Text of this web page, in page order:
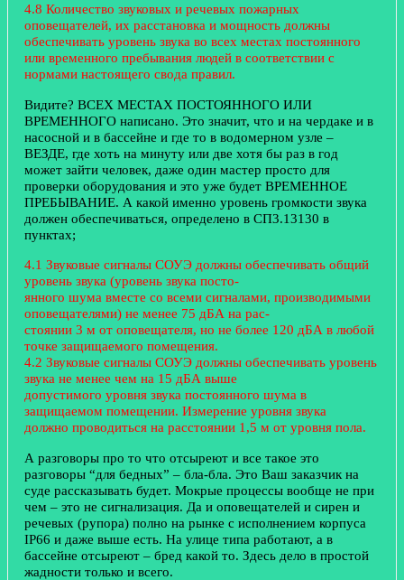
4.8 Количество звуковых и речевых пожарных
оповещателей, их расстановка и мощность должны
обеспечивать уровень звука во всех местах постоянного
или временного пребывания людей в соответствии с
нормами настоящего свода правил.
Видите? ВСЕХ МЕСТАХ ПОСТОЯННОГО ИЛИ
ВРЕМЕННОГО написано. Это значит, что и на чердаке и в
насосной и в бассейне и где то в водомерном узле –
ВЕЗДЕ, где хоть на минуту или две хотя бы раз в год
может зайти человек, даже один мастер просто для
проверки оборудования и это уже будет ВРЕМЕННОЕ
ПРЕБЫВАНИЕ. А какой именно уровень громкости звука
должен обеспечиваться, определено в СП3.13130 в
пунктах;
4.1 Звуковые сигналы СОУЭ должны обеспечивать общий
уровень звука (уровень звука посто-
янного шума вместе со всеми сигналами, производимыми
оповещателями) не менее 75 дБА на рас-
стоянии 3 м от оповещателя, но не более 120 дБА в любой
точке защищаемого помещения.
4.2 Звуковые сигналы СОУЭ должны обеспечивать уровень
звука не менее чем на 15 дБА выше
допустимого уровня звука постоянного шума в
защищаемом помещении. Измерение уровня звука
должно проводиться на расстоянии 1,5 м от уровня пола.
А разговоры про то что отсыреют и все такое это
разговоры “для бедных” – бла-бла. Это Ваш заказчик на
суде рассказывать будет. Мокрые процессы вообще не при
чем – это не сигнализация. Да и оповещателей и сирен и
речевых (рупора) полно на рынке с исполнением корпуса
IP66 и даже выше есть. На улице типа работают, а в
бассейне отсыреют – бред какой то. Здесь дело в простой
жадности только и всего.